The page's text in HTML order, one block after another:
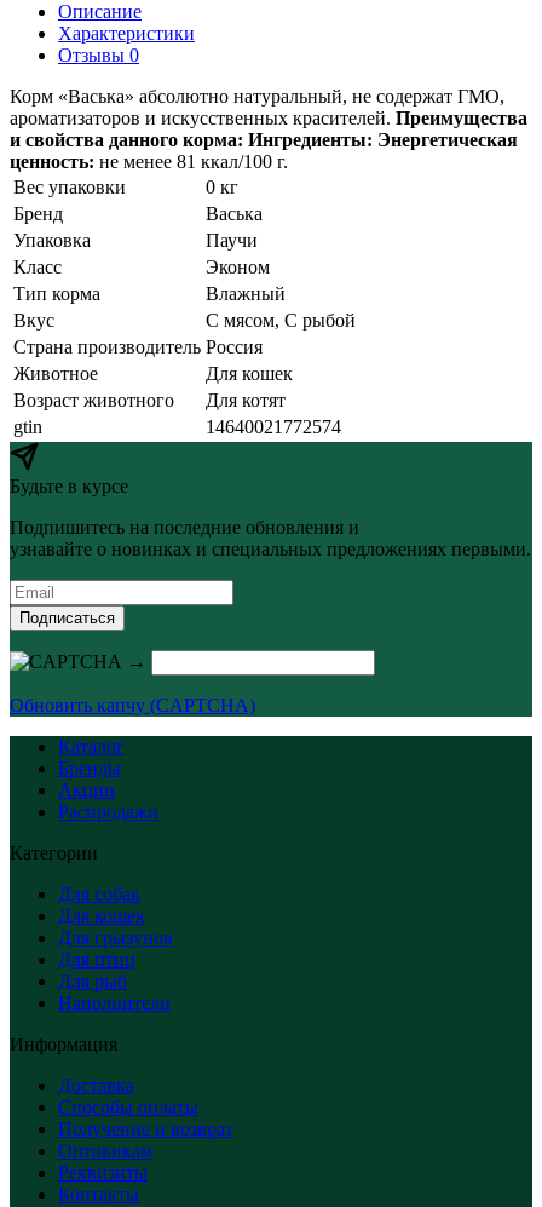
Описание
Характеристики
Отзывы 0
Корм «Васька» абсолютно натуральный, не содержат ГМО,
ароматизаторов и искусственных красителей. Преимущества
и свойства данного корма: Ингредиенты: Энергетическая
ценность: не менее 81 ккал/100 г.
Вес упаковки
0 кг
Бренд
Васька
Упаковка
Паучи
Класс
Эконом
Тип корма
Влажный
Вкус
С мясом, С рыбой
Страна производитель Россия
Животное
Для кошек
Возраст животного
Для котят
gtin
14640021772574
Будьте в курсе
Подпишитесь на последние обновления и
узнавайте о новинках и специальных предложениях первыми.
Подписаться
→
Обновить капчу (CAPTCHA)
Каталог
Бренды
Акции
Распродажи
Категории
Для собак
Для кошек
Для грызунов
Для птиц
Для рыб
Наполнители
Информация
Доставка
Способы оплаты
Получение и возврат
Оптовикам
Реквизиты
Контакты